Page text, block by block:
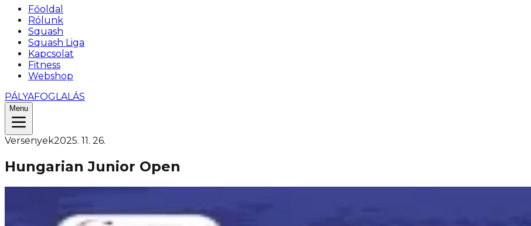
Főoldal
Rólunk
Squash
Squash Liga
Kapcsolat
Fitness
Webshop
PÁLYAFOGLALÁS
Menu
Versenyek2025. 11. 26.
Hungarian Junior Open